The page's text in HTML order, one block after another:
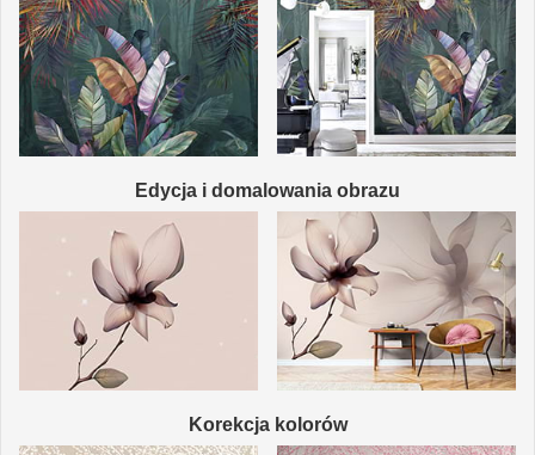
Edycja i domalowania obrazu
Korekcja kolorów